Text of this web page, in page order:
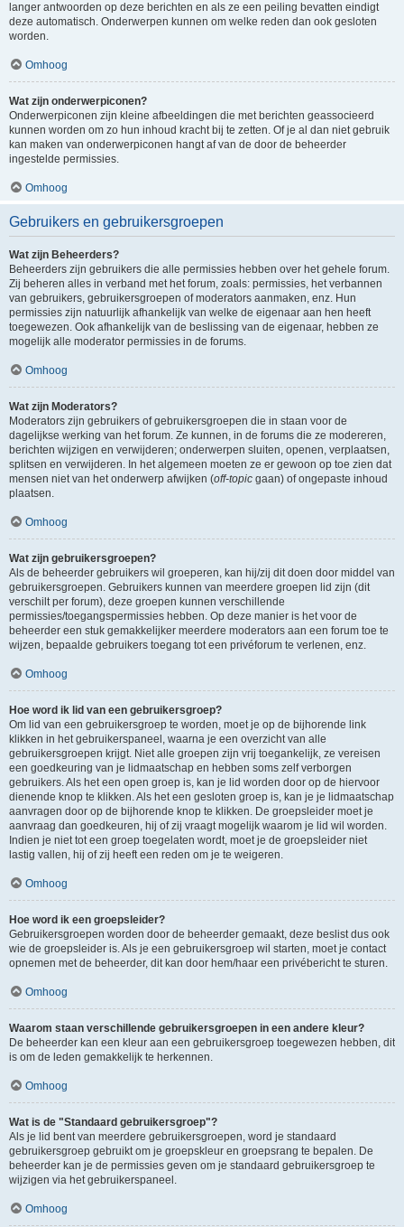
langer antwoorden op deze berichten en als ze een peiling bevatten eindigt
deze automatisch. Onderwerpen kunnen om welke reden dan ook gesloten
worden.
Omhoog
Wat zijn onderwerpiconen?
Onderwerpiconen zijn kleine afbeeldingen die met berichten geassocieerd
kunnen worden om zo hun inhoud kracht bij te zetten. Of je al dan niet gebruik
kan maken van onderwerpiconen hangt af van de door de beheerder
ingestelde permissies.
Omhoog
Gebruikers en gebruikersgroepen
Wat zijn Beheerders?
Beheerders zijn gebruikers die alle permissies hebben over het gehele forum.
Zij beheren alles in verband met het forum, zoals: permissies, het verbannen
van gebruikers, gebruikersgroepen of moderators aanmaken, enz. Hun
permissies zijn natuurlijk afhankelijk van welke de eigenaar aan hen heeft
toegewezen. Ook afhankelijk van de beslissing van de eigenaar, hebben ze
mogelijk alle moderator permissies in de forums.
Omhoog
Wat zijn Moderators?
Moderators zijn gebruikers of gebruikersgroepen die in staan voor de
dagelijkse werking van het forum. Ze kunnen, in de forums die ze modereren,
berichten wijzigen en verwijderen; onderwerpen sluiten, openen, verplaatsen,
splitsen en verwijderen. In het algemeen moeten ze er gewoon op toe zien dat
mensen niet van het onderwerp afwijken (off-topic gaan) of ongepaste inhoud
plaatsen.
Omhoog
Wat zijn gebruikersgroepen?
Als de beheerder gebruikers wil groeperen, kan hij/zij dit doen door middel van
gebruikersgroepen. Gebruikers kunnen van meerdere groepen lid zijn (dit
verschilt per forum), deze groepen kunnen verschillende
permissies/toegangspermissies hebben. Op deze manier is het voor de
beheerder een stuk gemakkelijker meerdere moderators aan een forum toe te
wijzen, bepaalde gebruikers toegang tot een privéforum te verlenen, enz.
Omhoog
Hoe word ik lid van een gebruikersgroep?
Om lid van een gebruikersgroep te worden, moet je op de bijhorende link
klikken in het gebruikerspaneel, waarna je een overzicht van alle
gebruikersgroepen krijgt. Niet alle groepen zijn vrij toegankelijk, ze vereisen
een goedkeuring van je lidmaatschap en hebben soms zelf verborgen
gebruikers. Als het een open groep is, kan je lid worden door op de hiervoor
dienende knop te klikken. Als het een gesloten groep is, kan je je lidmaatschap
aanvragen door op de bijhorende knop te klikken. De groepsleider moet je
aanvraag dan goedkeuren, hij of zij vraagt mogelijk waarom je lid wil worden.
Indien je niet tot een groep toegelaten wordt, moet je de groepsleider niet
lastig vallen, hij of zij heeft een reden om je te weigeren.
Omhoog
Hoe word ik een groepsleider?
Gebruikersgroepen worden door de beheerder gemaakt, deze beslist dus ook
wie de groepsleider is. Als je een gebruikersgroep wil starten, moet je contact
opnemen met de beheerder, dit kan door hem/haar een privébericht te sturen.
Omhoog
Waarom staan verschillende gebruikersgroepen in een andere kleur?
De beheerder kan een kleur aan een gebruikersgroep toegewezen hebben, dit
is om de leden gemakkelijk te herkennen.
Omhoog
Wat is de "Standaard gebruikersgroep"?
Als je lid bent van meerdere gebruikersgroepen, word je standaard
gebruikersgroep gebruikt om je groepskleur en groepsrang te bepalen. De
beheerder kan je de permissies geven om je standaard gebruikersgroep te
wijzigen via het gebruikerspaneel.
Omhoog